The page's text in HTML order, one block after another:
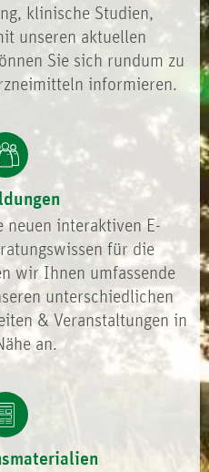
klinische Studien,
unseren aktuellen
Sie sich rundum zu
informieren.
neuen interaktiven E-
für die
wir Ihnen umfassende
unterschiedlichen
& Veranstaltungen in
an.